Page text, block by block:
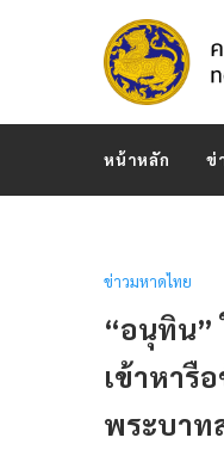
หน้าหลัก ข่
ข่าวมหาดไทย
“อนุทิน”
เข้าหารื
พระบาท